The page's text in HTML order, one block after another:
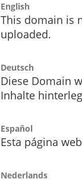
English
This domain is
uploaded.
Deutsch
Diese Domain
Inhalte
Español
Esta página
Nederlands